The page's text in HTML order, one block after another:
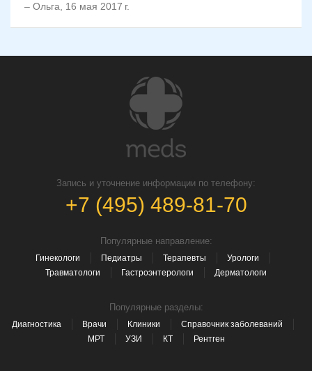
– Ольга, 16 мая 2017 г.
Запись и уточнение информации по телефону:
+7 (495) 489-81-70
Популярные направление:
Гинекологи Педиатры Терапевты
Урологи
Травматологи
Гастроэнтерологи Дерматологи
Популярные разделы:
Диагностика Врачи Клиники
Справочник заболеваний
МРТ
УЗИ КТ Рентген